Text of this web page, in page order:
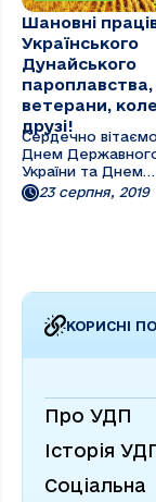
Шановні
Українського
Дунайського
ветерани,
друзі!
Сердечно
Днем
України та Днем
незалежності
років тому
що додав всім
23 серпня, 2019
КОРИСНІ
Про УДП
Історія
Соціальна